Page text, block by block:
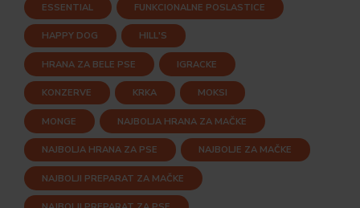
ESSENTIAL FUNKCIONALNE POSLASTICE
HAPPY DOG HILL'S
HRANA ZA BELE PSE IGRACKE
KONZERVE KRKA MOKSI
MONGE NAJBOLJA HRANA ZA MAČKE
NAJBOLJA HRANA ZA PSE NAJBOLJE ZA MAČKE
NAJBOLJI PREPARAT ZA MAČKE